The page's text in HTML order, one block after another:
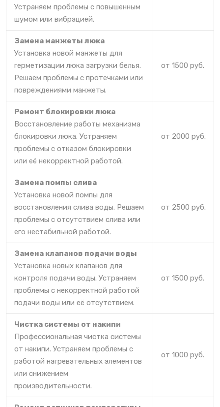
Устраняем проблемы с повышенным
шумом или вибрацией.
Замена манжеты люка
Установка новой манжеты для
герметизации люка загрузки белья.
Решаем проблемы с протечками или
повреждениями манжеты.
от 1500 руб.
Ремонт блокировки люка
Восстановление работы механизма
блокировки люка. Устраняем
проблемы с отказом блокировки
или её некорректной работой.
от 2000 руб.
Замена помпы слива
Установка новой помпы для
восстановления слива воды. Решаем
проблемы с отсутствием слива или
его нестабильной работой.
от 2500 руб.
Замена клапанов подачи воды
Установка новых клапанов для
контроля подачи воды. Устраняем
проблемы с некорректной работой
подачи воды или её отсутствием.
от 1500 руб.
Чистка системы от накипи
Профессиональная чистка системы
от накипи. Устраняем проблемы с
работой нагревательных элементов
или снижением
производительности.
от 1000 руб.